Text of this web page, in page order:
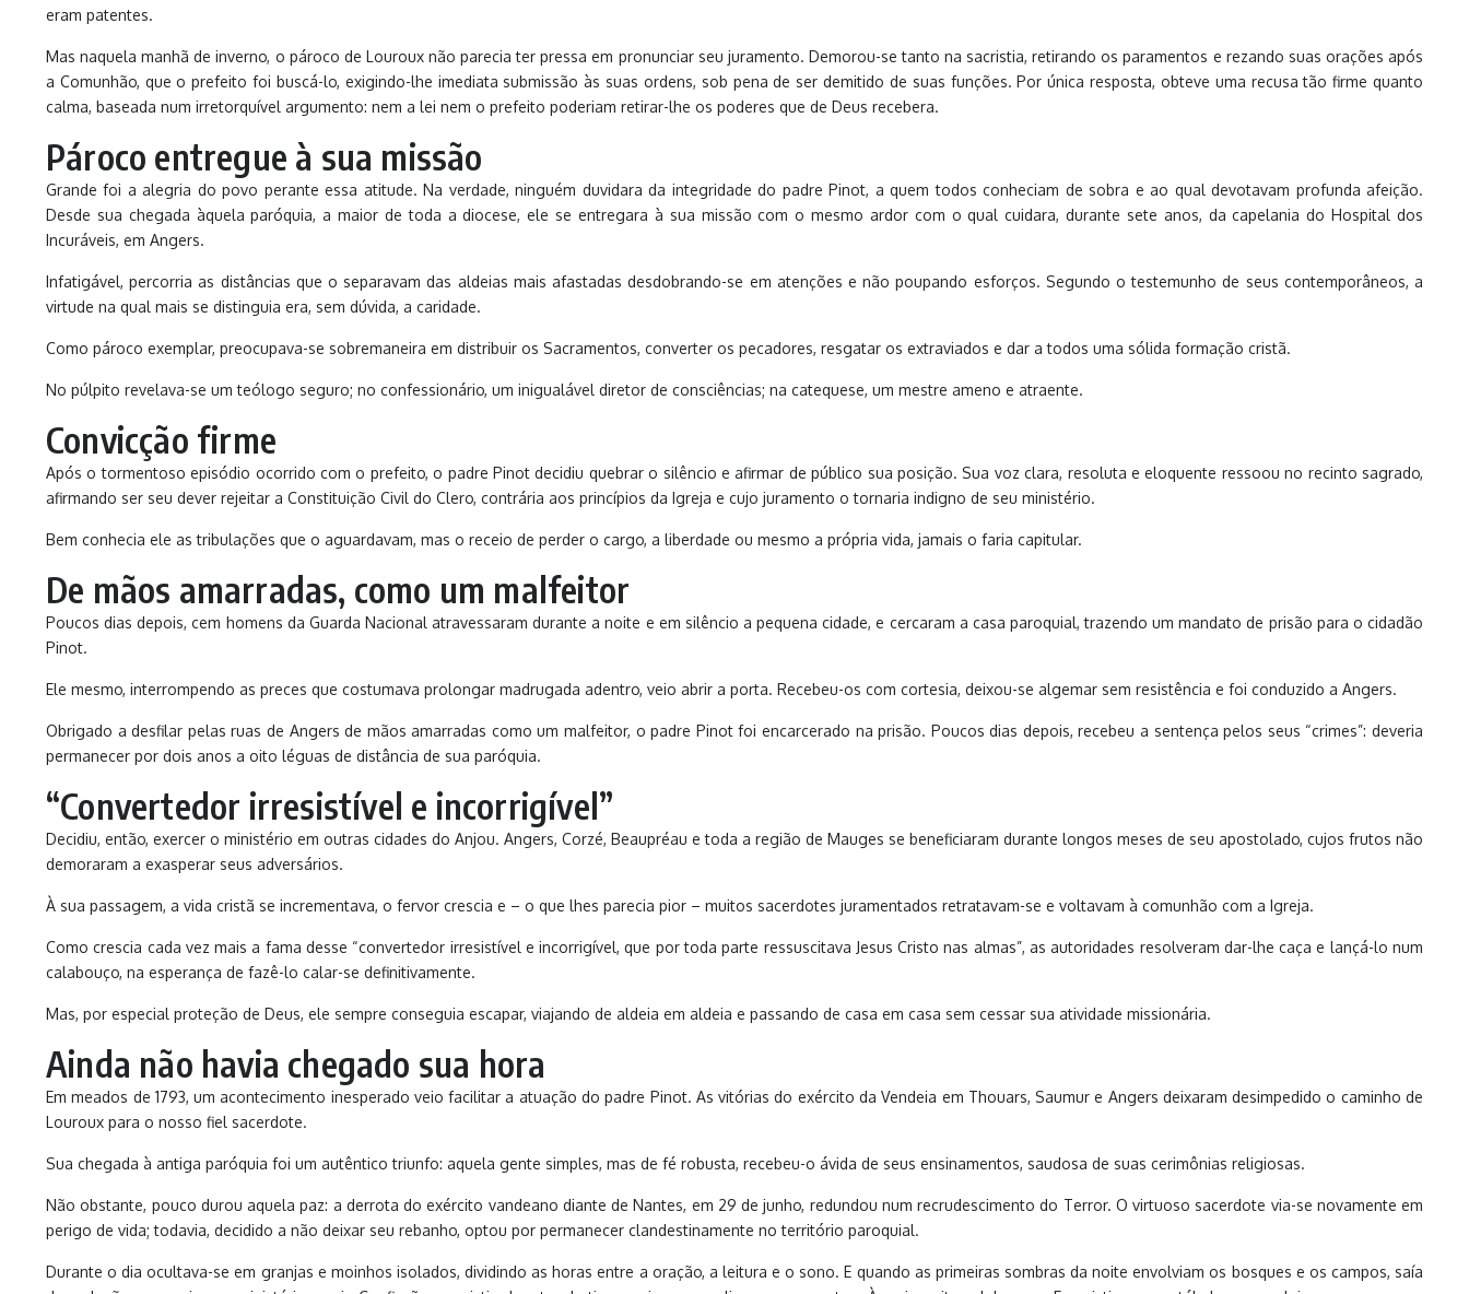
eram patentes.
Mas naquela manhã de inverno, o pároco de Louroux não parecia ter pressa em pronunciar seu juramento. Demorou-se tanto na sacristia, retirando os paramentos e rezando suas orações após
a Comunhão, que o prefeito foi buscá-lo, exigindo-lhe imediata submissão às suas ordens, sob pena de ser demitido de suas funções. Por única resposta, obteve uma recusa tão firme quanto
calma, baseada num irretorquível argumento: nem a lei nem o prefeito poderiam retirar-lhe os poderes que de Deus recebera.
Pároco entregue à sua missão
Grande foi a alegria do povo perante essa atitude. Na verdade, ninguém duvidara da integridade do padre Pinot, a quem todos conheciam de sobra e ao qual devotavam profunda afeição.
Desde sua chegada àquela paróquia, a maior de toda a diocese, ele se entregara à sua missão com o mesmo ardor com o qual cuidara, durante sete anos, da capelania do Hospital dos
Incuráveis, em Angers.
Infatigável, percorria as distâncias que o separavam das aldeias mais afastadas desdobrando-se em atenções e não poupando esforços. Segundo o testemunho de seus contemporâneos, a
virtude na qual mais se distinguia era, sem dúvida, a caridade.
Como pároco exemplar, preocupava-se sobremaneira em distribuir os Sacramentos, converter os pecadores, resgatar os extraviados e dar a todos uma sólida formação cristã.
No púlpito revelava-se um teólogo seguro; no confessionário, um inigualável diretor de consciências; na catequese, um mestre ameno e atraente.
Convicção firme
Após o tormentoso episódio ocorrido com o prefeito, o padre Pinot decidiu quebrar o silêncio e afirmar de público sua posição. Sua voz clara, resoluta e eloquente ressoou no recinto sagrado,
afirmando ser seu dever rejeitar a Constituição Civil do Clero, contrária aos princípios da Igreja e cujo juramento o tornaria indigno de seu ministério.
Bem conhecia ele as tribulações que o aguardavam, mas o receio de perder o cargo, a liberdade ou mesmo a própria vida, jamais o faria capitular.
De mãos amarradas, como um malfeitor
Poucos dias depois, cem homens da Guarda Nacional atravessaram durante a noite e em silêncio a pequena cidade, e cercaram a casa paroquial, trazendo um mandato de prisão para o cidadão
Pinot.
Ele mesmo, interrompendo as preces que costumava prolongar madrugada adentro, veio abrir a porta. Recebeu-os com cortesia, deixou-se algemar sem resistência e foi conduzido a Angers.
Obrigado a desfilar pelas ruas de Angers de mãos amarradas como um malfeitor, o padre Pinot foi encarcerado na prisão. Poucos dias depois, recebeu a sentença pelos seus “crimes”: deveria
permanecer por dois anos a oito léguas de distância de sua paróquia.
“Convertedor irresistível e incorrigível”
Decidiu, então, exercer o ministério em outras cidades do Anjou. Angers, Corzé, Beaupréau e toda a região de Mauges se beneficiaram durante longos meses de seu apostolado, cujos frutos não
demoraram a exasperar seus adversários.
À sua passagem, a vida cristã se incrementava, o fervor crescia e – o que lhes parecia pior – muitos sacerdotes juramentados retratavam-se e voltavam à comunhão com a Igreja.
Como crescia cada vez mais a fama desse “convertedor irresistível e incorrigível, que por toda parte ressuscitava Jesus Cristo nas almas”, as autoridades resolveram dar-lhe caça e lançá-lo num
calabouço, na esperança de fazê-lo calar-se definitivamente.
Mas, por especial proteção de Deus, ele sempre conseguia escapar, viajando de aldeia em aldeia e passando de casa em casa sem cessar sua atividade missionária.
Ainda não havia chegado sua hora
Em meados de 1793, um acontecimento inesperado veio facilitar a atuação do padre Pinot. As vitórias do exército da Vendeia em Thouars, Saumur e Angers deixaram desimpedido o caminho de
Louroux para o nosso fiel sacerdote.
Sua chegada à antiga paróquia foi um autêntico triunfo: aquela gente simples, mas de fé robusta, recebeu-o ávida de seus ensinamentos, saudosa de suas cerimônias religiosas.
Não obstante, pouco durou aquela paz: a derrota do exército vandeano diante de Nantes, em 29 de junho, redundou num recrudescimento do Terror. O virtuoso sacerdote via-se novamente em
perigo de vida; todavia, decidido a não deixar seu rebanho, optou por permanecer clandestinamente no território paroquial.
Durante o dia ocultava-se em granjas e moinhos isolados, dividindo as horas entre a oração, a leitura e o sono. E quando as primeiras sombras da noite envolviam os bosques e os campos, saía